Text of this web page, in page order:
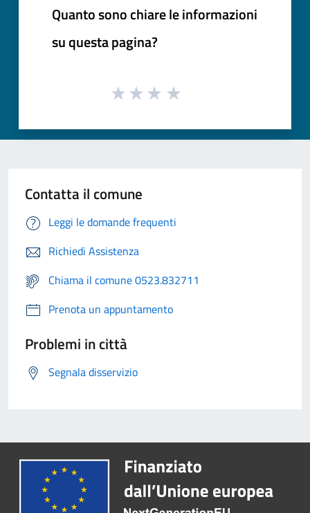
Quanto sono chiare le informazioni
su questa pagina?
Contatta il comune
Leggi le domande frequenti
Richiedi Assistenza
Chiama il comune 0523.832711
Prenota un appuntamento
Problemi in città
Segnala disservizio